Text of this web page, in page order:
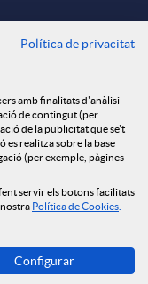
Política de privacitat
amb finalitats d'anàlisi
de contingut (per
de la publicitat que se't
es realitza sobre la base
(per exemple, pàgines
servir els botons facilitats
nostra Política de Cookies
Configurar